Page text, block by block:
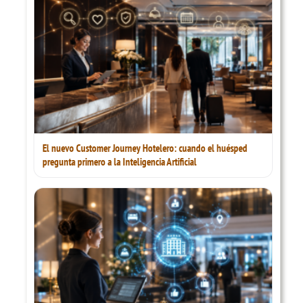
El nuevo Customer Journey Hotelero: cuando el huésped
pregunta primero a la Inteligencia Artificial